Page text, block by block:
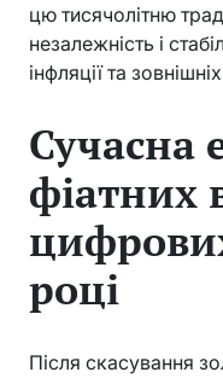
цю тисячолітню
незалежність і
інфляції та
Сучасна
фіатних
році
Після скасування